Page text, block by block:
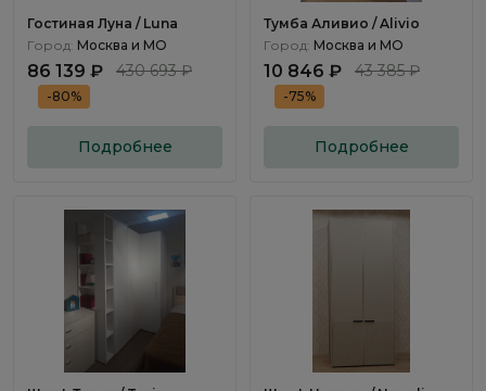
Гостиная Луна / Luna
Город: Москва и МО
86 139 ₽ 430 693 ₽
-80%
Подробнее
Тумба Аливио / Alivio
Город: Москва и МО
10 846 ₽ 43 385 ₽
-75%
Подробнее